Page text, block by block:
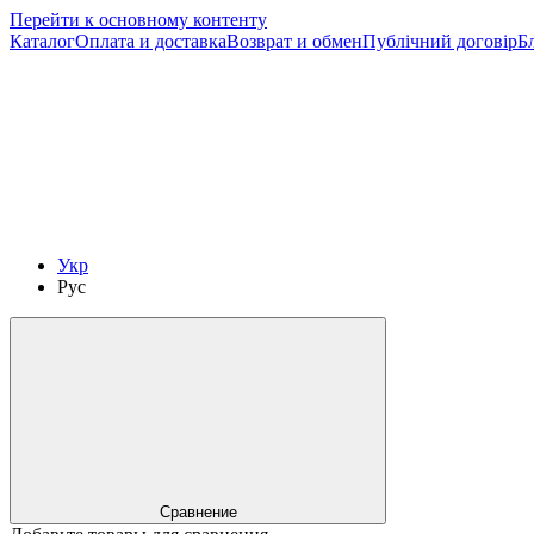
Перейти к основному контенту
КаталогОплата и доставкаВозврат и обменПублічний договір
Укр
Рус
Сравнение